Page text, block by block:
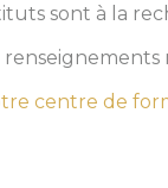
sont à la
centre de